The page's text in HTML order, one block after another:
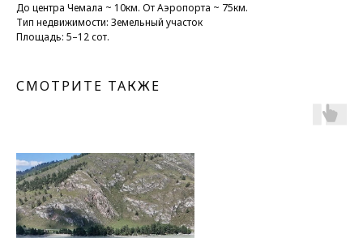
До центра Чемала ~ 10км. От Аэропорта ~ 75км.
Тип недвижимости: Земельный участок
Площадь: 5–12 сот.
СМОТРИТЕ ТАКЖЕ